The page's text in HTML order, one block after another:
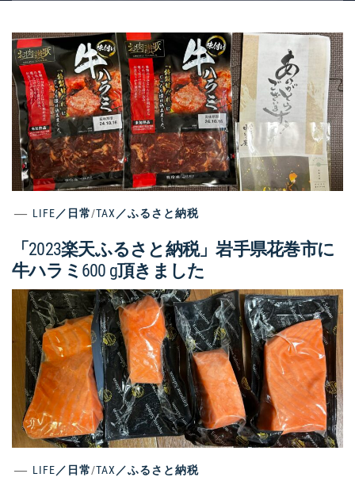
LIFE／日常/TAX／ふるさと納税
「2023楽天ふるさと納税」岩手県花巻市に
牛ハラミ600 g頂きました
LIFE／日常/TAX／ふるさと納税